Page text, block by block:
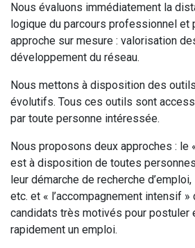
Nous évaluons immédiatement la
logique du parcours professionnel et
approche sur mesure : valorisation
développement du réseau.
Nous mettons à disposition des
évolutifs. Tous ces outils sont
par toute personne intéressée.
Nous proposons deux approches : le
est à disposition de toutes
leur démarche de recherche
etc. et « l’accompagnement intensif »
candidats très motivés pour postuler
rapidement un emploi.